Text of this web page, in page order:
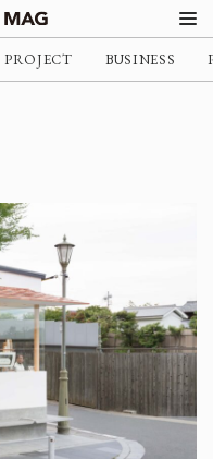
PROJECT BUSINESS